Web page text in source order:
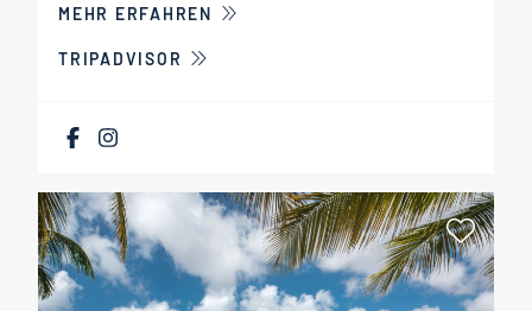
MEHR ERFAHREN ÜBER BEACHES APARTMENTS
TRIPADVISOR
Als